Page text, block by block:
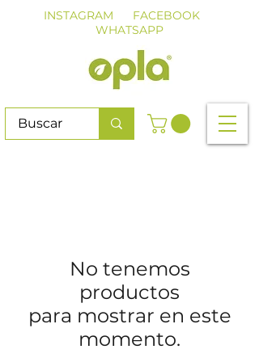
INSTAGRAM
FACEBOOK
WHATSAPP
No tenemos
productos
para mostrar en este
momento.